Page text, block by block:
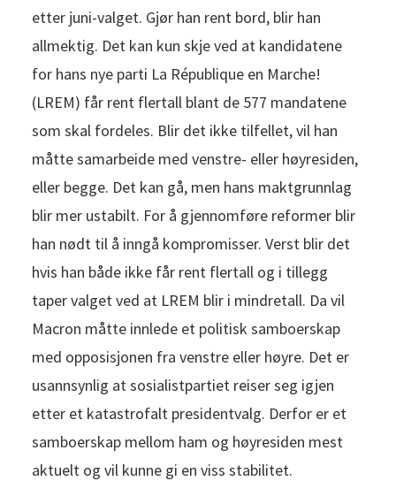
etter juni-valget. Gjør han rent bord, blir han
allmektig. Det kan kun skje ved at kandidatene
for hans nye parti La République en Marche!
(LREM) får rent flertall blant de 577 mandatene
som skal fordeles. Blir det ikke tilfellet, vil han
måtte samarbeide med venstre- eller høyresiden,
eller begge. Det kan gå, men hans maktgrunnlag
blir mer ustabilt. For å gjennomføre reformer blir
han nødt til å inngå kompromisser. Verst blir det
hvis han både ikke får rent flertall og i tillegg
taper valget ved at LREM blir i mindretall. Da vil
Macron måtte innlede et politisk samboerskap
med opposisjonen fra venstre eller høyre. Det er
usannsynlig at sosialistpartiet reiser seg igjen
etter et katastrofalt presidentvalg. Derfor er et
samboerskap mellom ham og høyresiden mest
aktuelt og vil kunne gi en viss stabilitet.